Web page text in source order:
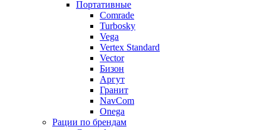
Портативные
Comrade
Turbosky
Vega
Vertex Standard
Vector
Бизон
Аргут
Гранит
NavCom
Onega
Рации по брендам